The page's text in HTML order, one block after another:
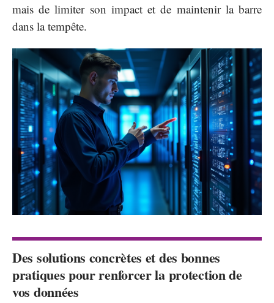
mais de limiter son impact et de maintenir la barre
dans la tempête.
Des solutions concrètes et des bonnes
pratiques pour renforcer la protection de
vos données